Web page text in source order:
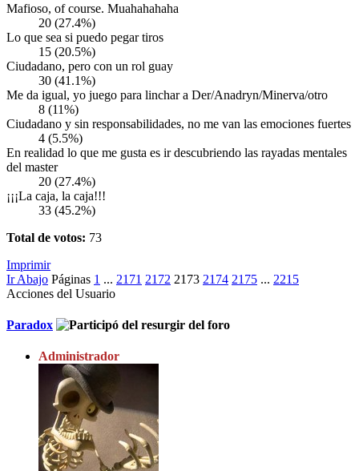
Mafioso, of course. Muahahahaha
20 (27.4%)
Lo que sea si puedo pegar tiros
15 (20.5%)
Ciudadano, pero con un rol guay
30 (41.1%)
Me da igual, yo juego para linchar a Der/Anadryn/Minerva/otro
8 (11%)
Ciudadano y sin responsabilidades, no me van las emociones fuertes
4 (5.5%)
En realidad lo que me gusta es ir descubriendo las rayadas mentales
del master
20 (27.4%)
¡¡¡La caja, la caja!!!
33 (45.2%)
Total de votos: 73
Imprimir
Ir Abajo Páginas 1 ... 2171 2172 2173 2174 2175 ... 2215
Acciones del Usuario
Paradox
Administrador